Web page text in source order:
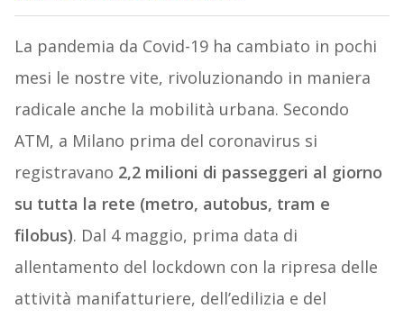
La pandemia da Covid-19 ha cambiato in pochi
mesi le nostre vite, rivoluzionando in maniera
radicale anche la mobilità urbana. Secondo
ATM, a Milano prima del coronavirus si
registravano 2,2 milioni di passeggeri al giorno
su tutta la rete (metro, autobus, tram e
filobus). Dal 4 maggio, prima data di
allentamento del lockdown con la ripresa delle
attività manifatturiere, dell’edilizia e del